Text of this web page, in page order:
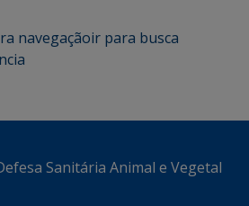
navegaçãoir para busca
Sanitária Animal e Vegetal